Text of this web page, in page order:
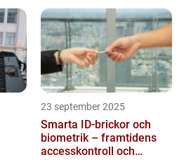
23 september 2025
Smarta ID-brickor och
biometrik – framtidens
accesskontroll och